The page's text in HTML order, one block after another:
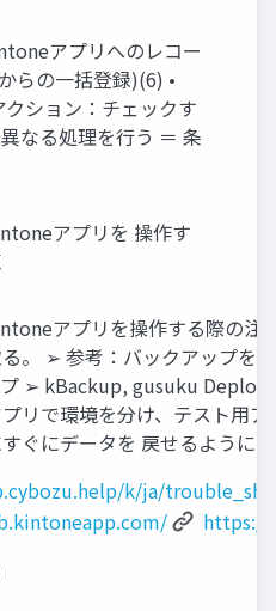
アプリへのレコー
らの一括登録)(6) •
クション：チェックす
なる処理を行う ＝ 条
アプリを 操作す
アプリを操作する際の注
。 ➢ 参考：バックアップを
➢ kBackup, gusuku Deploit
リで環境を分け、テスト用
ぐにデータを 戻せるように
k/ja/
https://